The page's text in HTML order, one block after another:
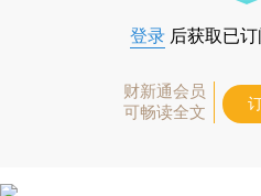
登录 后获取已
财新通会员
可畅读全文